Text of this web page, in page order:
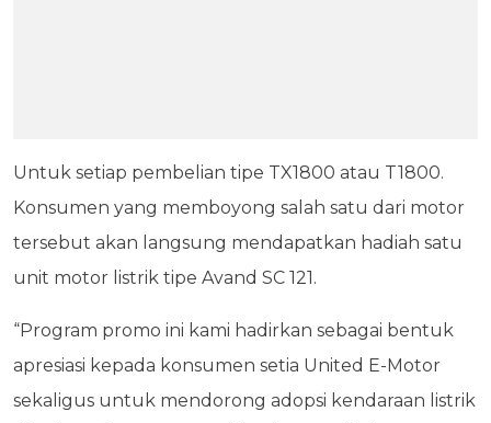
Untuk setiap pembelian tipe TX1800 atau T1800.
Konsumen yang memboyong salah satu dari motor
tersebut akan langsung mendapatkan hadiah satu
unit motor listrik tipe Avand SC 121.
“Program promo ini kami hadirkan sebagai bentuk
apresiasi kepada konsumen setia United E-Motor
sekaligus untuk mendorong adopsi kendaraan listrik